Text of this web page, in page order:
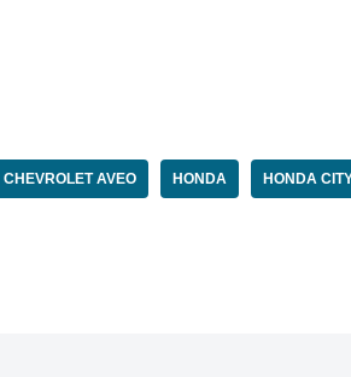
CHEVROLET AVEO HONDA HONDA